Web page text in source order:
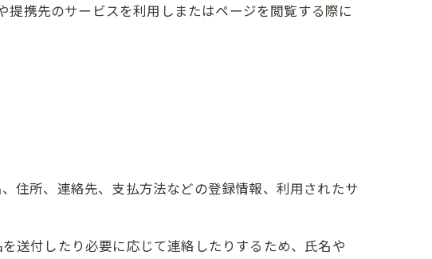
携先のサービスを利用しまたはページを閲覧する際に
住所、連絡先、支払方法などの登録情報、利用されたサ
送付したり必要に応じて連絡したりするため、氏名や